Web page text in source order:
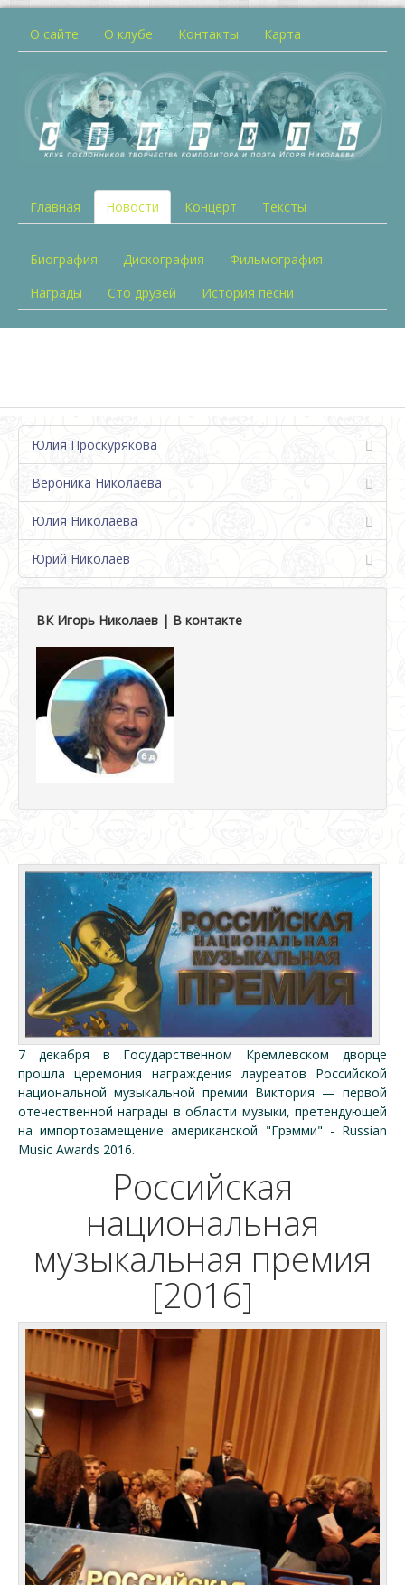
О сайте О клубе Контакты Карта
Главная Новости Концерт Тексты
Биография Дискография
Фильмография
Награды
Сто друзей История песни
Юлия Проскурякова
Вероника Николаева
Юлия Николаева
Юрий Николаев
ВК Игорь Николаев | В контакте
7 декабря в Государственном Кремлевском дворце
прошла церемония награждения лауреатов Российской
национальной музыкальной премии Виктория — первой
отечественной награды в области музыки, претендующей
на импортозамещение американской "Грэмми" - Russian
Music Awards 2016.
Российская
национальная
музыкальная премия
[2016]